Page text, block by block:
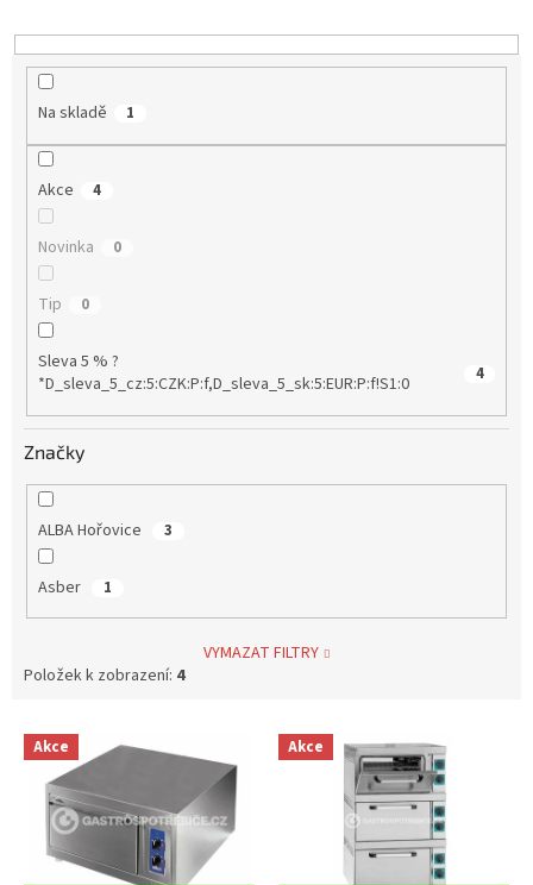
t
ů
Na skladě 1
Akce 4
Novinka 0
Tip 0
Sleva 5 % ?
*D_sleva_5_cz:5:CZK:P:f,D_sleva_5_sk:5:EUR:P:f!S1:0
4
Značky
ALBA Hořovice 3
Asber 1
VYMAZAT FILTRY
Položek k zobrazení: 4
V Akce Akce